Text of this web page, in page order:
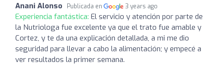
Anani Alonso Publicada en 3 years ago
Experiencia fantástica: El servicio y atención por parte de
la Nutriologa fue excelente ya que el trato fue amable y
Cortez, y te da una explicación detallada, a mi me dio
seguridad para llevar a cabo la alimentación; y empecé a
ver resultados la primer semana.